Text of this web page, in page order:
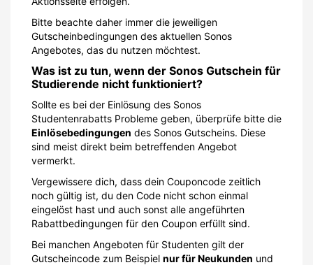
Bitte beachte daher immer die jeweiligen
Gutscheinbedingungen des aktuellen Sonos
Angebotes, das du nutzen möchtest.
Was ist zu tun, wenn der Sonos Gutschein für
Studierende nicht funktioniert?
Sollte es bei der Einlösung des Sonos
Studentenrabatts Probleme geben, überprüfe bitte die
Einlösebedingungen des Sonos Gutscheins. Diese
sind meist direkt beim betreffenden Angebot
vermerkt.
Vergewissere dich, dass dein Couponcode zeitlich
noch gültig ist, du den Code nicht schon einmal
eingelöst hast und auch sonst alle angeführten
Rabattbedingungen für den Coupon erfüllt sind.
Bei manchen Angeboten für Studenten gilt der
Gutscheincode zum Beispiel nur für Neukunden und